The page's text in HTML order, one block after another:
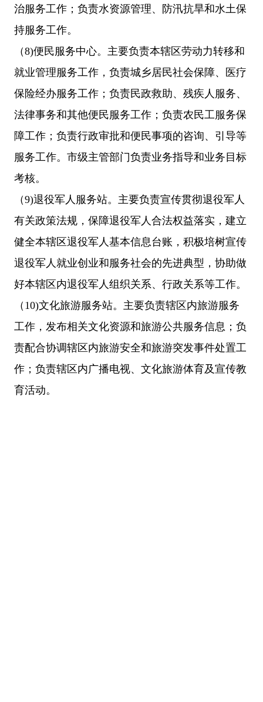
治服务工作；负责水资源管理、防汛抗旱和水土保
持服务工作。
（8)便民服务中心。主要负责本辖区劳动力转移和
就业管理服务工作，负责城乡居民社会保障、医疗
保险经办服务工作；负责民政救助、残疾人服务、
法律事务和其他便民服务工作；负责农民工服务保
障工作；负责行政审批和便民事项的咨询、引导等
服务工作。市级主管部门负责业务指导和业务目标
考核。
（9)退役军人服务站。主要负责宣传贯彻退役军人
有关政策法规，保障退役军人合法权益落实，建立
健全本辖区退役军人基本信息台账，积极培树宣传
退役军人就业创业和服务社会的先进典型，协助做
好本辖区内退役军人组织关系、行政关系等工作。
（ 10)文化旅游服务站。主要负责辖区内旅游服务
工作，发布相关文化资源和旅游公共服务信息；负
责配合协调辖区内旅游安全和旅游突发事件处置工
作；负责辖区内广播电视、文化旅游体育及宣传教
育活动。